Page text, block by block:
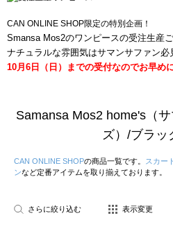
CAN ONLINE SHOP限定の特別企画！
Smansa Mos2のワンピースの受注生産ご
ナチュラルな雰囲気はサマンサファン必
10月6日（日）までの受付なのでお早め
Samansa Mos2 home's（
ズ）/ブラッ
CAN ONLINE SHOPの商品一覧です。 スカート
ンなど定番アイテムを取り揃えております。
さらに絞り込む 表示変更